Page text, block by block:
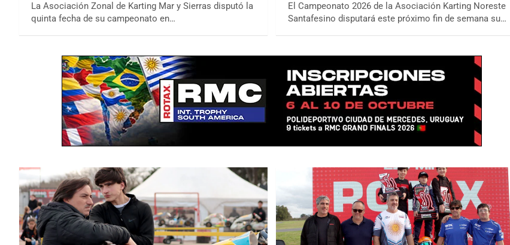
La Asociación Zonal de Karting Mar y Sierras disputó la
quinta fecha de su campeonato en…
El Campeonato 2026 de la Asociación Karting Noreste
Santafesino disputará este próximo fin de semana su…